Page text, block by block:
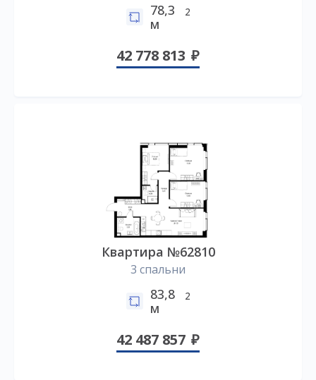
78,3
м
2
42 778 813
Квартира №62810
3 спальни
83,8
м
2
42 487 857